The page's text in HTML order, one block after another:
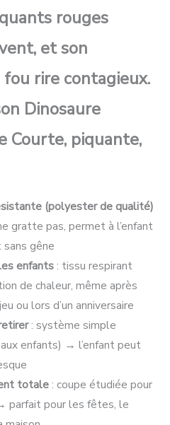
rouges
et son
rire contagieux.
Dinosaure
Courte, piquante,
(polyester de qualité)
gratte pas, permet à l’enfant
gêne
enfants: tissu respirant
de chaleur, même après
ou lors d’un anniversaire
: système simple
enfants) → l’enfant peut
totale: coupe étudiée pour
parfait pour les fêtes, le